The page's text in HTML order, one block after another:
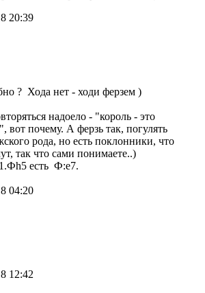
20:39
? Хода нет - ходи ферзем )
надоело - "король - это
вот почему. А ферзь так, погулять
рода, но есть поклонники, что
так что сами понимаете..)
есть Ф:e7.
04:20
12:42